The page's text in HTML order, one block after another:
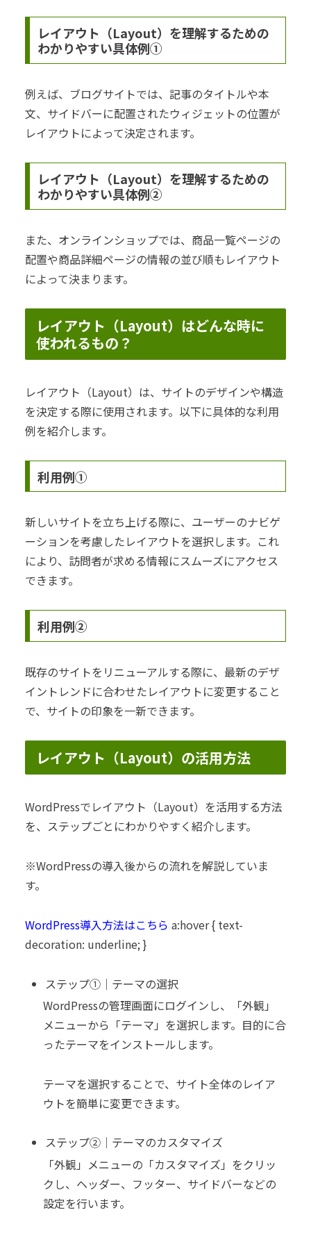
レイアウト（Layout）を理解するための
わかりやすい具体例①
例えば、ブログサイトでは、記事のタイトルや本
文、サイドバーに配置されたウィジェットの位置が
レイアウトによって決定されます。
レイアウト（Layout）を理解するための
わかりやすい具体例②
また、オンラインショップでは、商品一覧ページの
配置や商品詳細ページの情報の並び順もレイアウト
によって決まります。
レイアウト（Layout）はどんな時に
使われるもの？
レイアウト（Layout）は、サイトのデザインや構造
を決定する際に使用されます。以下に具体的な利用
例を紹介します。
利用例①
新しいサイトを立ち上げる際に、ユーザーのナビゲ
ーションを考慮したレイアウトを選択します。これ
により、訪問者が求める情報にスムーズにアクセス
できます。
利用例②
既存のサイトをリニューアルする際に、最新のデザ
イントレンドに合わせたレイアウトに変更すること
で、サイトの印象を一新できます。
レイアウト（Layout）の活用方法
WordPressでレイアウト（Layout）を活用する方法
を、ステップごとにわかりやすく紹介します。
※WordPressの導入後からの流れを解説していま
す。
WordPress導入方法はこちら a:hover { text-
decoration: underline; }
ステップ①｜テーマの選択
WordPressの管理画面にログインし、「外観」
メニューから「テーマ」を選択します。目的に合
ったテーマをインストールします。
テーマを選択することで、サイト全体のレイア
ウトを簡単に変更できます。
ステップ②｜テーマのカスタマイズ
「外観」メニューの「カスタマイズ」をクリッ
クし、ヘッダー、フッター、サイドバーなどの
設定を行います。